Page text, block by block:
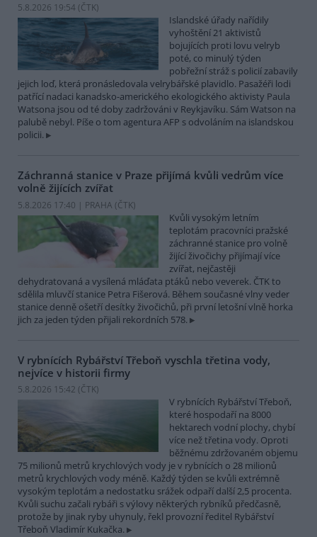
5.8.2026 19:54 (ČTK)
Islandské úřady nařídily
vyhoštění 21 aktivistů
bojujících proti lovu velryb
poté, co minulý týden
pobřežní stráž s policií zabavily
jejich loď, která pronásledovala velrybářské plavidlo. Pasažéři lodi
patřící nadaci kanadsko-amerického ekologického aktivisty Paula
Watsona jsou od té doby zadržováni v Reykjavíku. Sám Watson na
palubě nebyl. Píše o tom agentura AFP s odvoláním na islandskou
policii.
Záchranná stanice v Praze přijímá kvůli vedrům více
volně žijících zvířat
5.8.2026 17:40 | PRAHA (ČTK)
Kvůli vysokým letním
teplotám pracovníci pražské
záchranné stanice pro volně
žijící živočichy přijímají více
zvířat, nejčastěji
dehydratovaná a vysílená mláďata ptáků nebo veverek. ČTK to
sdělila mluvčí stanice Petra Fišerová. Během současné vlny veder
stanice denně ošetří desítky živočichů, při první letošní vlně horka
jich za jeden týden přijali rekordních 578.
V rybnících Rybářství Třeboň vyschla třetina vody,
nejvíce v historii firmy
5.8.2026 15:42 (ČTK)
V rybnících Rybářství Třeboň,
které hospodaří na 8000
hektarech vodní plochy, chybí
více než třetina vody. Oproti
běžnému zdržovaném objemu
75 milionů metrů krychlových vody je v rybnících o 28 milionů
metrů krychlových vody méně. Každý týden se kvůli extrémně
vysokým teplotám a nedostatku srážek odpaří další 2,5 procenta.
Kvůli suchu začali rybáři s výlovy některých rybníků předčasně,
protože by jinak ryby uhynuly, řekl provozní ředitel Rybářství
Třeboň Vladimír Kukačka.